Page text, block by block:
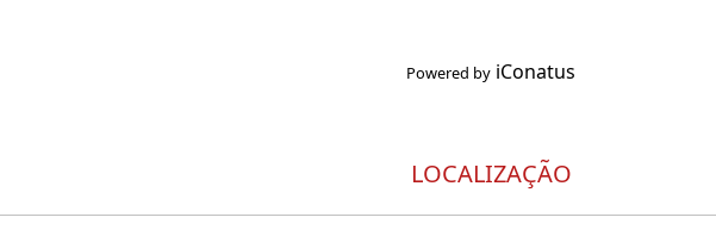
Powered by iConatus
LOCALIZAÇÃO